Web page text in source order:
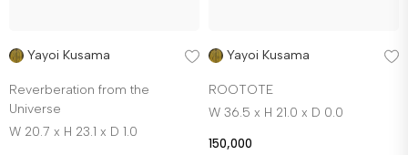
Yayoi Kusama
Reverberation from the
Universe
W 20.7 x H 23.1 x D 1.0
Yayoi Kusama
ROOTOTE
W 36.5 x H 21.0 x D 0.0
150,000